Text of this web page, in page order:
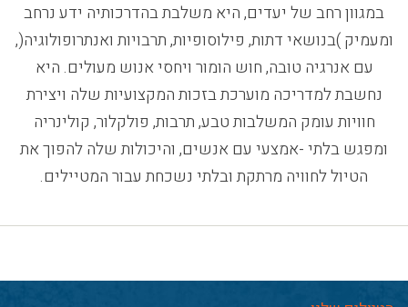
במגוון רחב של יעדים, היא משלבת בהדרכותיה ידע נרחב
ומעמיק )בנושאי דתות, פילוסופיות, תרבויות ואנתרופולוגיה(,
עם אנרגיה טובה, חוש הומור ויחסי אנוש מעולים. היא
נחשבת למדריכה מוערכת בזכות המקצועיות שלה ויצירת
חוויות עומק המשלבות טבע, תרבות, פולקלור, קולינריה
ומפגש בלתי -אמצעי עם אנשים, והיכולות שלה להפוך את
הטיול לחוויה מרתקת ובלתי נשכחת עבור המטיילים.